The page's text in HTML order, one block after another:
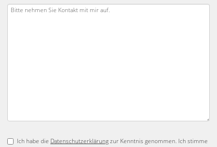
Ich habe die Datenschutzerklärungzur Kenntnis genommen. Ich stimme